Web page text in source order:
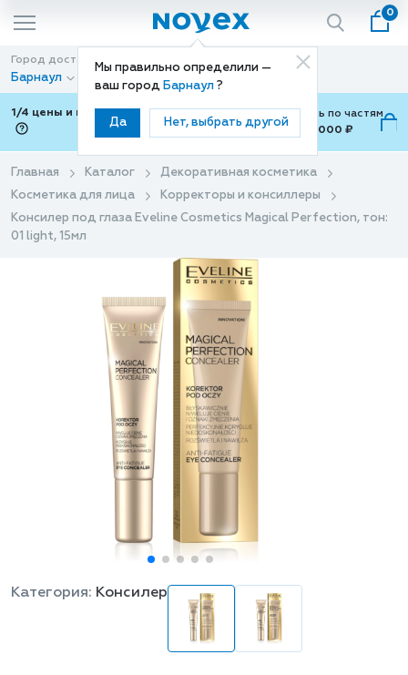
Мы правильно определили —
ваш город Барнаул ?
Да Нет, выбрать другой
0
Город доставки
Барнаул
Способ доставки
Доставка
1/4 цены и покупки ваши с Подели
Можно оплатить по частям
от 700 ₽ до 15,000 ₽
Главная Каталог
Декоративная косметика
Косметика для лица
Корректоры и консиллеры
Консилер под глаза Eveline Cosmetics Magical Perfection, тон:
01 light, 15мл
Категория: Консилер